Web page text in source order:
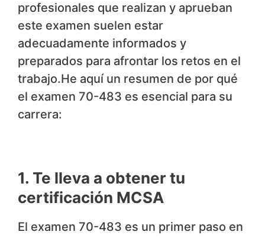
profesionales que realizan y aprueban
este examen suelen estar
adecuadamente informados y
preparados para afrontar los retos en el
trabajo.He aquí un resumen de por qué
el examen 70-483 es esencial para su
carrera:
1. Te lleva a obtener tu
certificación MCSA
El examen 70-483 es un primer paso en